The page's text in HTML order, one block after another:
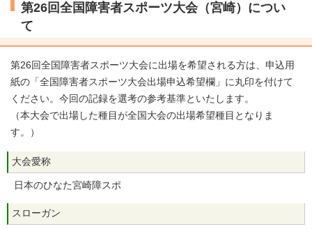
第26回全国障害者スポーツ大会（宮崎）につい
て
第26回全国障害者スポーツ大会に出場を希望される方は、申込用
紙の「全国障害者スポーツ大会出場申込希望欄」に丸印を付けて
ください。今回の記録を選考の参考基準といたします。
（本大会で出場した種目が全国大会の出場希望種目となりま
す。）
大会愛称
日本のひなた宮崎障スポ
スローガン